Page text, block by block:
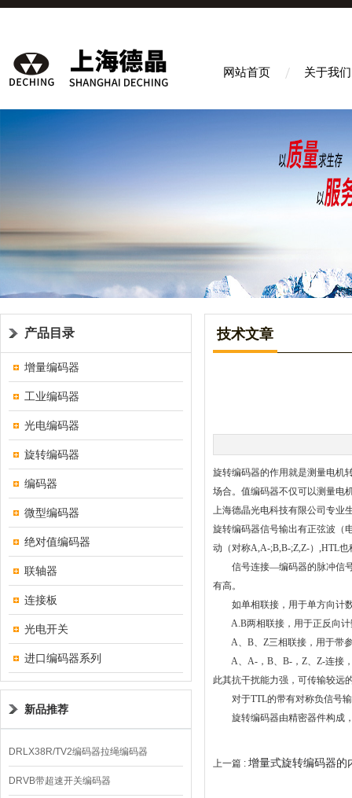
网站首页 关于我们
产品目录
增量编码器
工业编码器
光电编码器
旋转编码器
编码器
微型编码器
绝对值编码器
联轴器
连接板
光电开关
进口编码器系列
新品推荐
DRLX38R/TV2编码器拉绳编码器
DRVB带超速开关编码器
技术文章
旋转编码器的作用就是测量电机
场合。值编码器不仅可以测量电
上海德晶光电科技有限公司专业
旋转编码器信号输出有正弦波（
动（对称A,A-;B,B-;Z,Z-）,HTL
信号连接—编码器的脉冲信号
有高。
如单相联接，用于单方向计
A.B两相联接，用于正反向计
A、B、Z三相联接，用于带参
A、A-，B、B-，Z、Z-连接，
此其抗干扰能力强，可传输较远
对于TTL的带有对称负信号输
旋转编码器由精密器件构成，
上一篇 : 增量式旋转编码器的